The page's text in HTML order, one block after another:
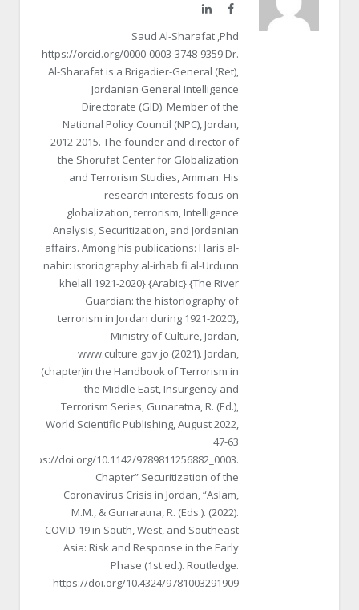
Facebook
LinkedIn
Saud Al-Sharafat ,Phd
https://orcid.org/0000-0003-3748-9359 Dr.
Al-Sharafat is a Brigadier-General (Ret),
Jordanian General Intelligence
Directorate (GID). Member of the
National Policy Council (NPC), Jordan,
2012-2015. The founder and director of
the Shorufat Center for Globalization
and Terrorism Studies, Amman. His
research interests focus on
globalization, terrorism, Intelligence
Analysis, Securitization, and Jordanian
affairs. Among his publications: Haris al-
nahir: istoriography al-irhab fi al-Urdunn
khelall 1921-2020} {Arabic} {The River
Guardian: the historiography of
terrorism in Jordan during 1921-2020},
Ministry of Culture, Jordan,
www.culture.gov.jo (2021). Jordan,
(chapter)in the Handbook of Terrorism in
the Middle East, Insurgency and
Terrorism Series, Gunaratna, R. (Ed.),
World Scientific Publishing, August 2022,
47-63
https://doi.org/10.1142/9789811256882_0003.
Chapter” Securitization of the
Coronavirus Crisis in Jordan, “Aslam,
M.M., & Gunaratna, R. (Eds.). (2022).
COVID-19 in South, West, and Southeast
Asia: Risk and Response in the Early
Phase (1st ed.). Routledge.
https://doi.org/10.4324/9781003291909